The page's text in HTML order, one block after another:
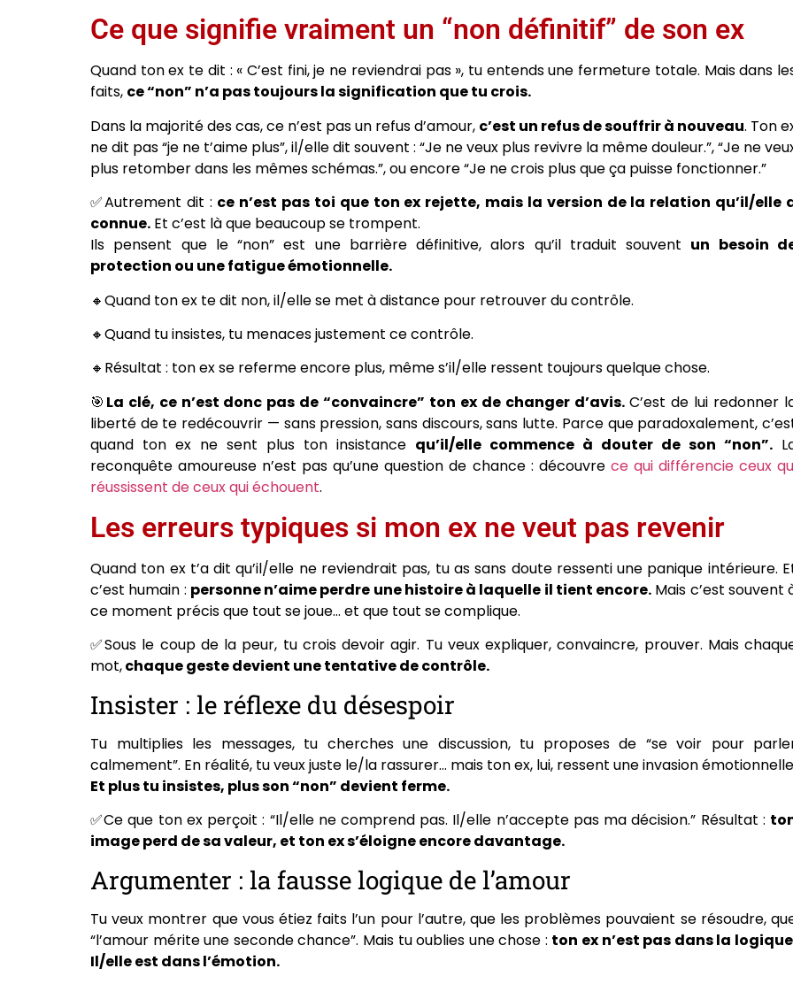
Ce que signifie vraiment un “non définitif” de son ex
Quand ton ex te dit : « C’est fini, je ne reviendrai pas », tu entends une fermeture totale. Mais dans
faits, ce “non” n’a pas toujours la signification que tu crois.
Dans la majorité des cas, ce n’est pas un refus d’amour, c’est un refus de souffrir à nouveau. Ton
ne dit pas “je ne t’aime plus”, il/elle dit souvent : “Je ne veux plus revivre la même douleur.”, “Je ne
plus retomber dans les mêmes schémas.”, ou encore “Je ne crois plus que ça puisse fonctionner.”
✅Autrement dit : ce n’est pas toi que ton ex rejette, mais la version de la relation qu’il/elle
connue. Et c’est là que beaucoup se trompent.
Ils pensent que le “non” est une barrière définitive, alors qu’il traduit souvent un besoin
protection ou une fatigue émotionnelle.
🔸Quand ton ex te dit non, il/elle se met à distance pour retrouver du contrôle.
🔸Quand tu insistes, tu menaces justement ce contrôle.
🔸Résultat : ton ex se referme encore plus, même s’il/elle ressent toujours quelque chose.
🎯 La clé, ce n’est donc pas de “convaincre” ton ex de changer d’avis.C’est de lui redonner
liberté de te redécouvrir — sans pression, sans discours, sans lutte. Parce que paradoxalement,
quand ton ex ne sent plus ton insistance qu’il/elle commence à douter de son “non”.
reconquête amoureuse n’est pas qu’une question de chance : découvre ce qui différencie ceux
réussissent de ceux qui échouent.
Les erreurs typiques si mon ex ne veut pas revenir
Quand ton ex t’a dit qu’il/elle ne reviendrait pas, tu as sans doute ressenti une panique intérieure.
c’est humain : personne n’aime perdre une histoire à laquelle il tient encore. Mais c’est souvent
ce moment précis que tout se joue… et que tout se complique.
✅Sous le coup de la peur, tu crois devoir agir. Tu veux expliquer, convaincre, prouver. Mais
mot,chaque geste devient une tentative de contrôle.
Insister : le réflexe du désespoir
Tu multiplies les messages, tu cherches une discussion, tu proposes de “se voir pour
calmement”. En réalité, tu veux juste le/la rassurer… mais ton ex, lui, ressent une invasion
Et plus tu insistes, plus son “non” devient ferme.
✅Ce que ton ex perçoit : “Il/elle ne comprend pas. Il/elle n’accepte pas ma décision.” Résultat :
image perd de sa valeur, et ton ex s’éloigne encore davantage.
Argumenter : la fausse logique de l’amour
Tu veux montrer que vous étiez faits l’un pour l’autre, que les problèmes pouvaient se résoudre,
“l’amour mérite une seconde chance”. Mais tu oublies une chose : ton ex n’est pas dans la
Il/elle est dans l’émotion.